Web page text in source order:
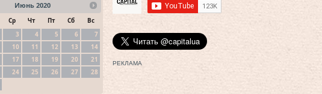
Июнь 2020
Ср Чт Пт Сб
Вс
3 4 5 6
7
10 11 12 13
14
17 18 19 20
21
24 25 26 27
28
РЕКЛАМА